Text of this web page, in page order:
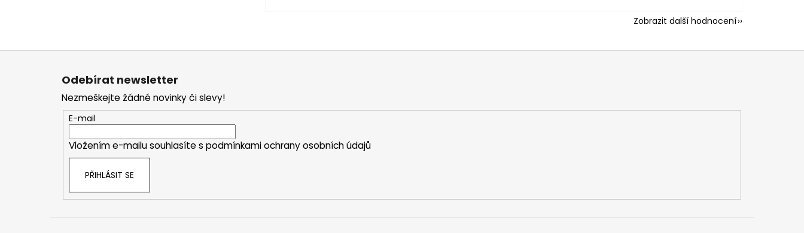
Zobrazit další hodnocení
Z
Odebírat newsletter
Nezmeškejte žádné novinky či slevy!
E-mail
Vložením e-mailu souhlasíte s podmínkami ochrany osobních údajů
PŘIHLÁSIT SE